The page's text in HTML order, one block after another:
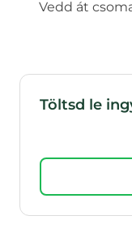
Vedd át
Töltsd le